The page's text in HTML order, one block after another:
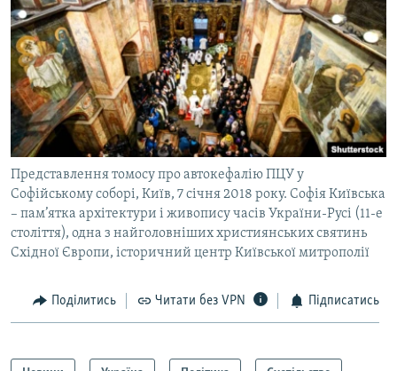
Представлення томосу про автокефалію ПЦУ у
Софійському соборі, Київ, 7 січня 2018 року. Софія Київська
– пам’ятка архітектури і живопису часів України-Русі (11-е
століття), одна з найголовніших християнських святинь
Східної Європи, історичний центр Київської митрополії
Поділитись Читати без VPN Підписатись